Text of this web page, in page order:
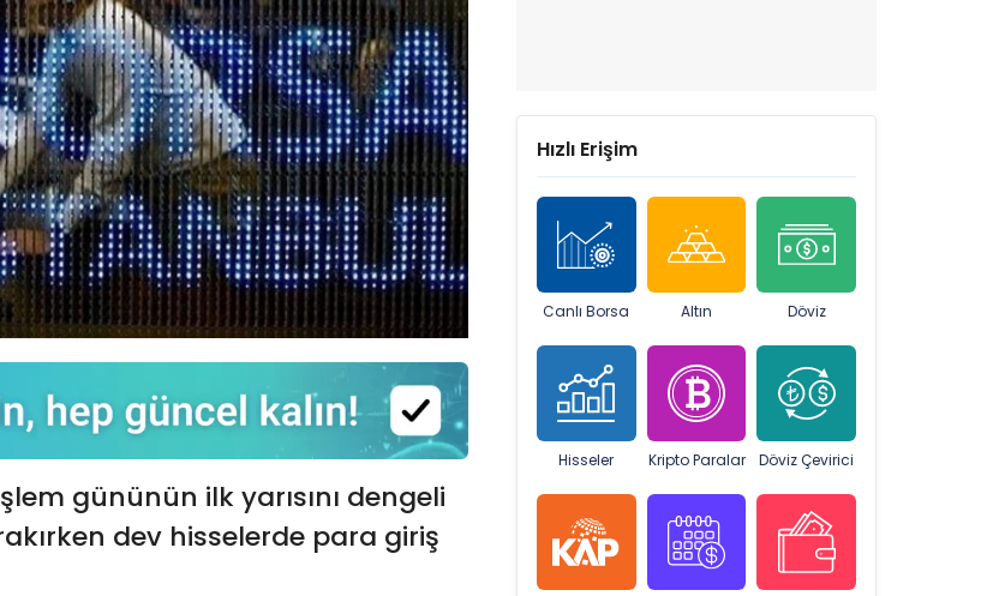
gününün ilk yarısını dengeli
dev hisselerde para giriş
Hızlı Erişim
Canlı Borsa Altın Döviz
Hisseler Kripto Paralar Döviz Çevirici